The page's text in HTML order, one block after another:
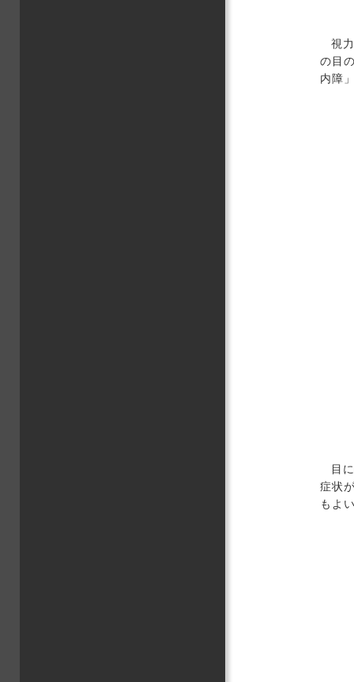
視
の目
内障
目
症状
もよ